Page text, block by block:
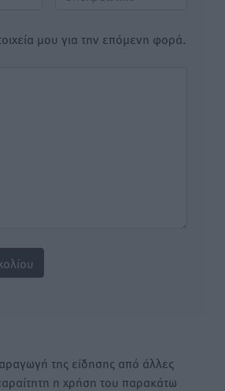
μου για την επόμενη φορά.
της είδησης από άλλες
η χρήση του παρακάτω